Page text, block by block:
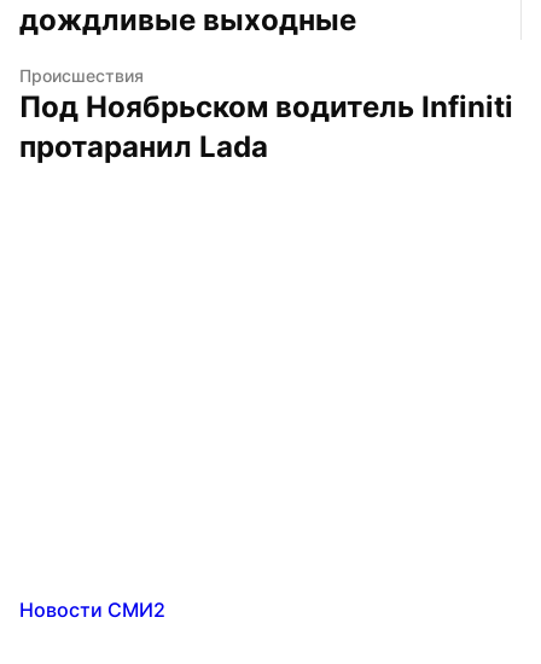
дождливые выходные
Происшествия
Под Ноябрьском водитель Infiniti
протаранил Lada
Новости СМИ2